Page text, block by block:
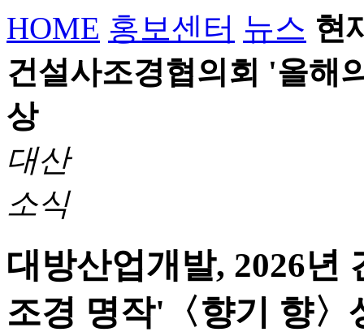
HOME 홍보센터 뉴스 현
건설사조경협의회 '올해
상
대산
소식
대방산업개발, 2026년
조경 명작'〈향기 향〉